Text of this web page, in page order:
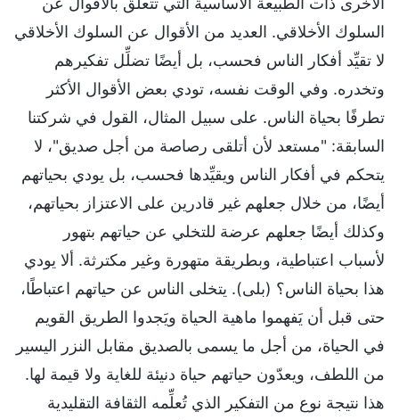
السلوك الأخلاقي. العديد من الأقوال عن السلوك الأخلاقي
لا تقيِّد أفكار الناس فحسب، بل أيضًا تضلِّل تفكيرهم
وتخدره. وفي الوقت نفسه، تودي بعض الأقوال الأكثر
تطرفًا بحياة الناس. على سبيل المثال، القول في شركتنا
السابقة: "مستعد لأن أتلقى رصاصة من أجل صديق"، لا
يتحكم في أفكار الناس ويقيِّدها فحسب، بل يودي بحياتهم
أيضًا، من خلال جعلهم غير قادرين على الاعتزاز بحياتهم،
وكذلك أيضًا جعلهم عرضة للتخلي عن حياتهم بتهور
لأسباب اعتباطية، وبطريقة متهورة وغير مكترثة. ألا يودي
هذا بحياة الناس؟ (بلى). يتخلى الناس عن حياتهم اعتباطًا،
حتى قبل أن يَفهموا ماهية الحياة ويَجدوا الطريق القويم
في الحياة، من أجل ما يسمى بالصديق مقابل النزر اليسير
من اللطف، ويعدّون حياتهم حياة دنيئة للغاية ولا قيمة لها.
هذا نتيجة نوع من التفكير الذي تُعلِّمه الثقافة التقليدية